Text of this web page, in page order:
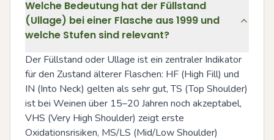
Welche Bedeutung hat der Füllstand
(Ullage) bei einer Flasche aus 1999 und
welche Stufen sind relevant?
Der Füllstand oder Ullage ist ein zentraler Indikator
für den Zustand älterer Flaschen: HF (High Fill) und
IN (Into Neck) gelten als sehr gut, TS (Top Shoulder)
ist bei Weinen über 15–20 Jahren noch akzeptabel,
VHS (Very High Shoulder) zeigt erste
Oxidationsrisiken, MS/LS (Mid/Low Shoulder)